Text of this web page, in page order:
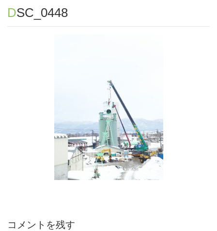
DSC_0448
コメントを残す